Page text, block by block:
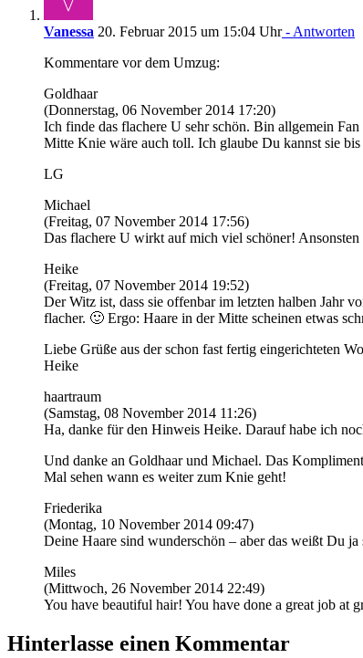
Vanessa 20. Februar 2015 um 15:04 Uhr- Antworten
Kommentare vor dem Umzug:
Goldhaar
(Donnerstag, 06 November 2014 17:20)
Ich finde das flachere U sehr schön. Bin allgemein
Mitte Knie wäre auch toll. Ich glaube Du kannst sie
LG
Michael
(Freitag, 07 November 2014 17:56)
Das flachere U wirkt auf mich viel schöner! Ansonsten
Heike
(Freitag, 07 November 2014 19:52)
Der Witz ist, dass sie offenbar im letzten halben Jahr
flacher. 🙂 Ergo: Haare in der Mitte scheinen etwas
Liebe Grüße aus der schon fast fertig eingerichteten
Heike
haartraum
(Samstag, 08 November 2014 11:26)
Ha, danke für den Hinweis Heike. Darauf habe ich
Und danke an Goldhaar und Michael. Das
Mal sehen wann es weiter zum Knie geht!
Friederika
(Montag, 10 November 2014 09:47)
Deine Haare sind wunderschön – aber das weißt Du
Miles
(Mittwoch, 26 November 2014 22:49)
You have beautiful hair! You have done a great job
Hinterlasse einen Kommentar